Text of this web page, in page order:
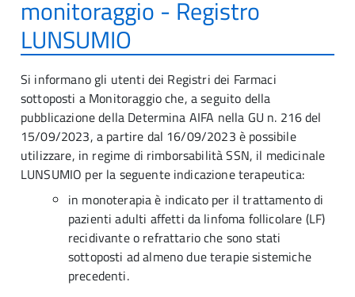
monitoraggio - Registro
LUNSUMIO
Si informano gli utenti dei Registri dei Farmaci
sottoposti a Monitoraggio che, a seguito della
pubblicazione della Determina AIFA nella GU n. 216 del
15/09/2023, a partire dal 16/09/2023 è possibile
utilizzare, in regime di rimborsabilità SSN, il medicinale
LUNSUMIO per la seguente indicazione terapeutica:
in monoterapia è indicato per il trattamento di
pazienti adulti affetti da linfoma follicolare (LF)
recidivante o refrattario che sono stati
sottoposti ad almeno due terapie sistemiche
precedenti.